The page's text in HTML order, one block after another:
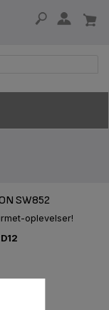
SW852
oplevelser!